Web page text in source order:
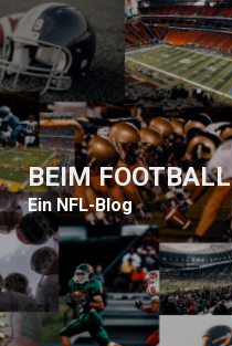
BEIM FOOTBALL
Ein NFL-Blog